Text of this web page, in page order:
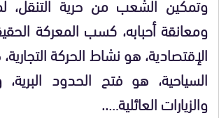
ومعانقة أحبابه، كسب المعركة
الإقتصادية، هو نشاط الحركة
السياحية، هو فتح الحدود البرية،
والزيارات العائلية…..